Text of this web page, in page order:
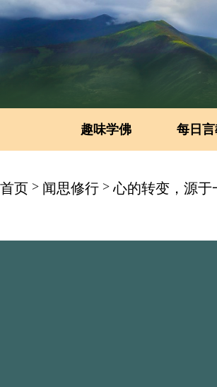
趣味学佛 每日
首页 > 闻思修行 > 心的转变，源于